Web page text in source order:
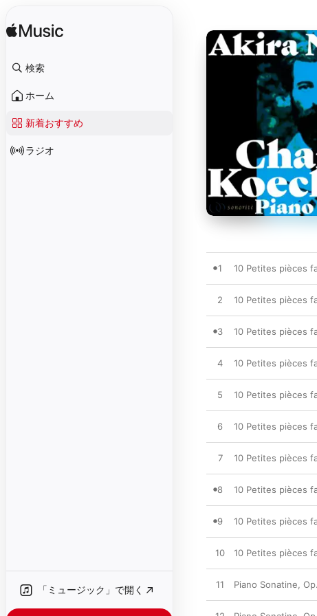
検索
ホーム
新着おすすめ
ラジオ
「ミュージック」で開く
1 10 Petites pièces
2 10 Petites pièces
3 10 Petites pièces
4 10 Petites pièces
5 10 Petites pièces
6 10 Petites pièces
7 10 Petites pièces
8 10 Petites pièces
9 10 Petites pièces
10 10 Petites pièces
11 Piano Sonatine,